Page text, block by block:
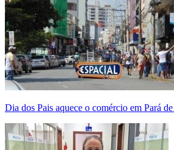
Dia dos Pais aquece o comércio em Pará